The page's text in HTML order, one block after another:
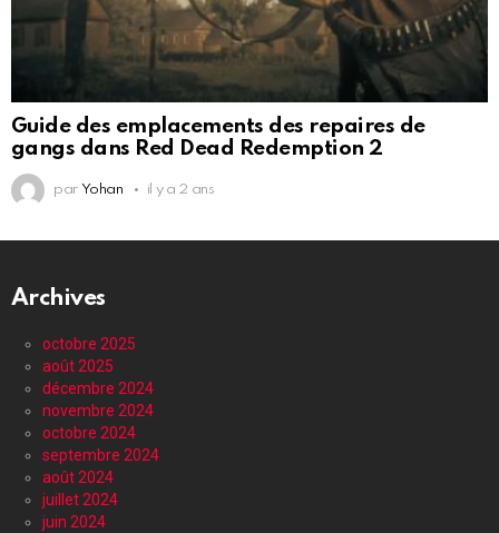
Guide des emplacements des repaires de
gangs dans Red Dead Redemption 2
par Yohan il y a 2 ans
Archives
octobre 2025
août 2025
décembre 2024
novembre 2024
octobre 2024
septembre 2024
août 2024
juillet 2024
juin 2024